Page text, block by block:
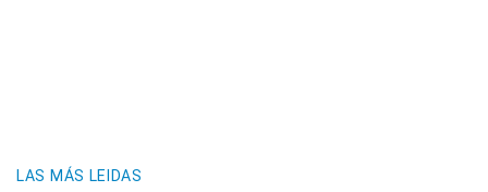
LAS MÁS LEIDAS